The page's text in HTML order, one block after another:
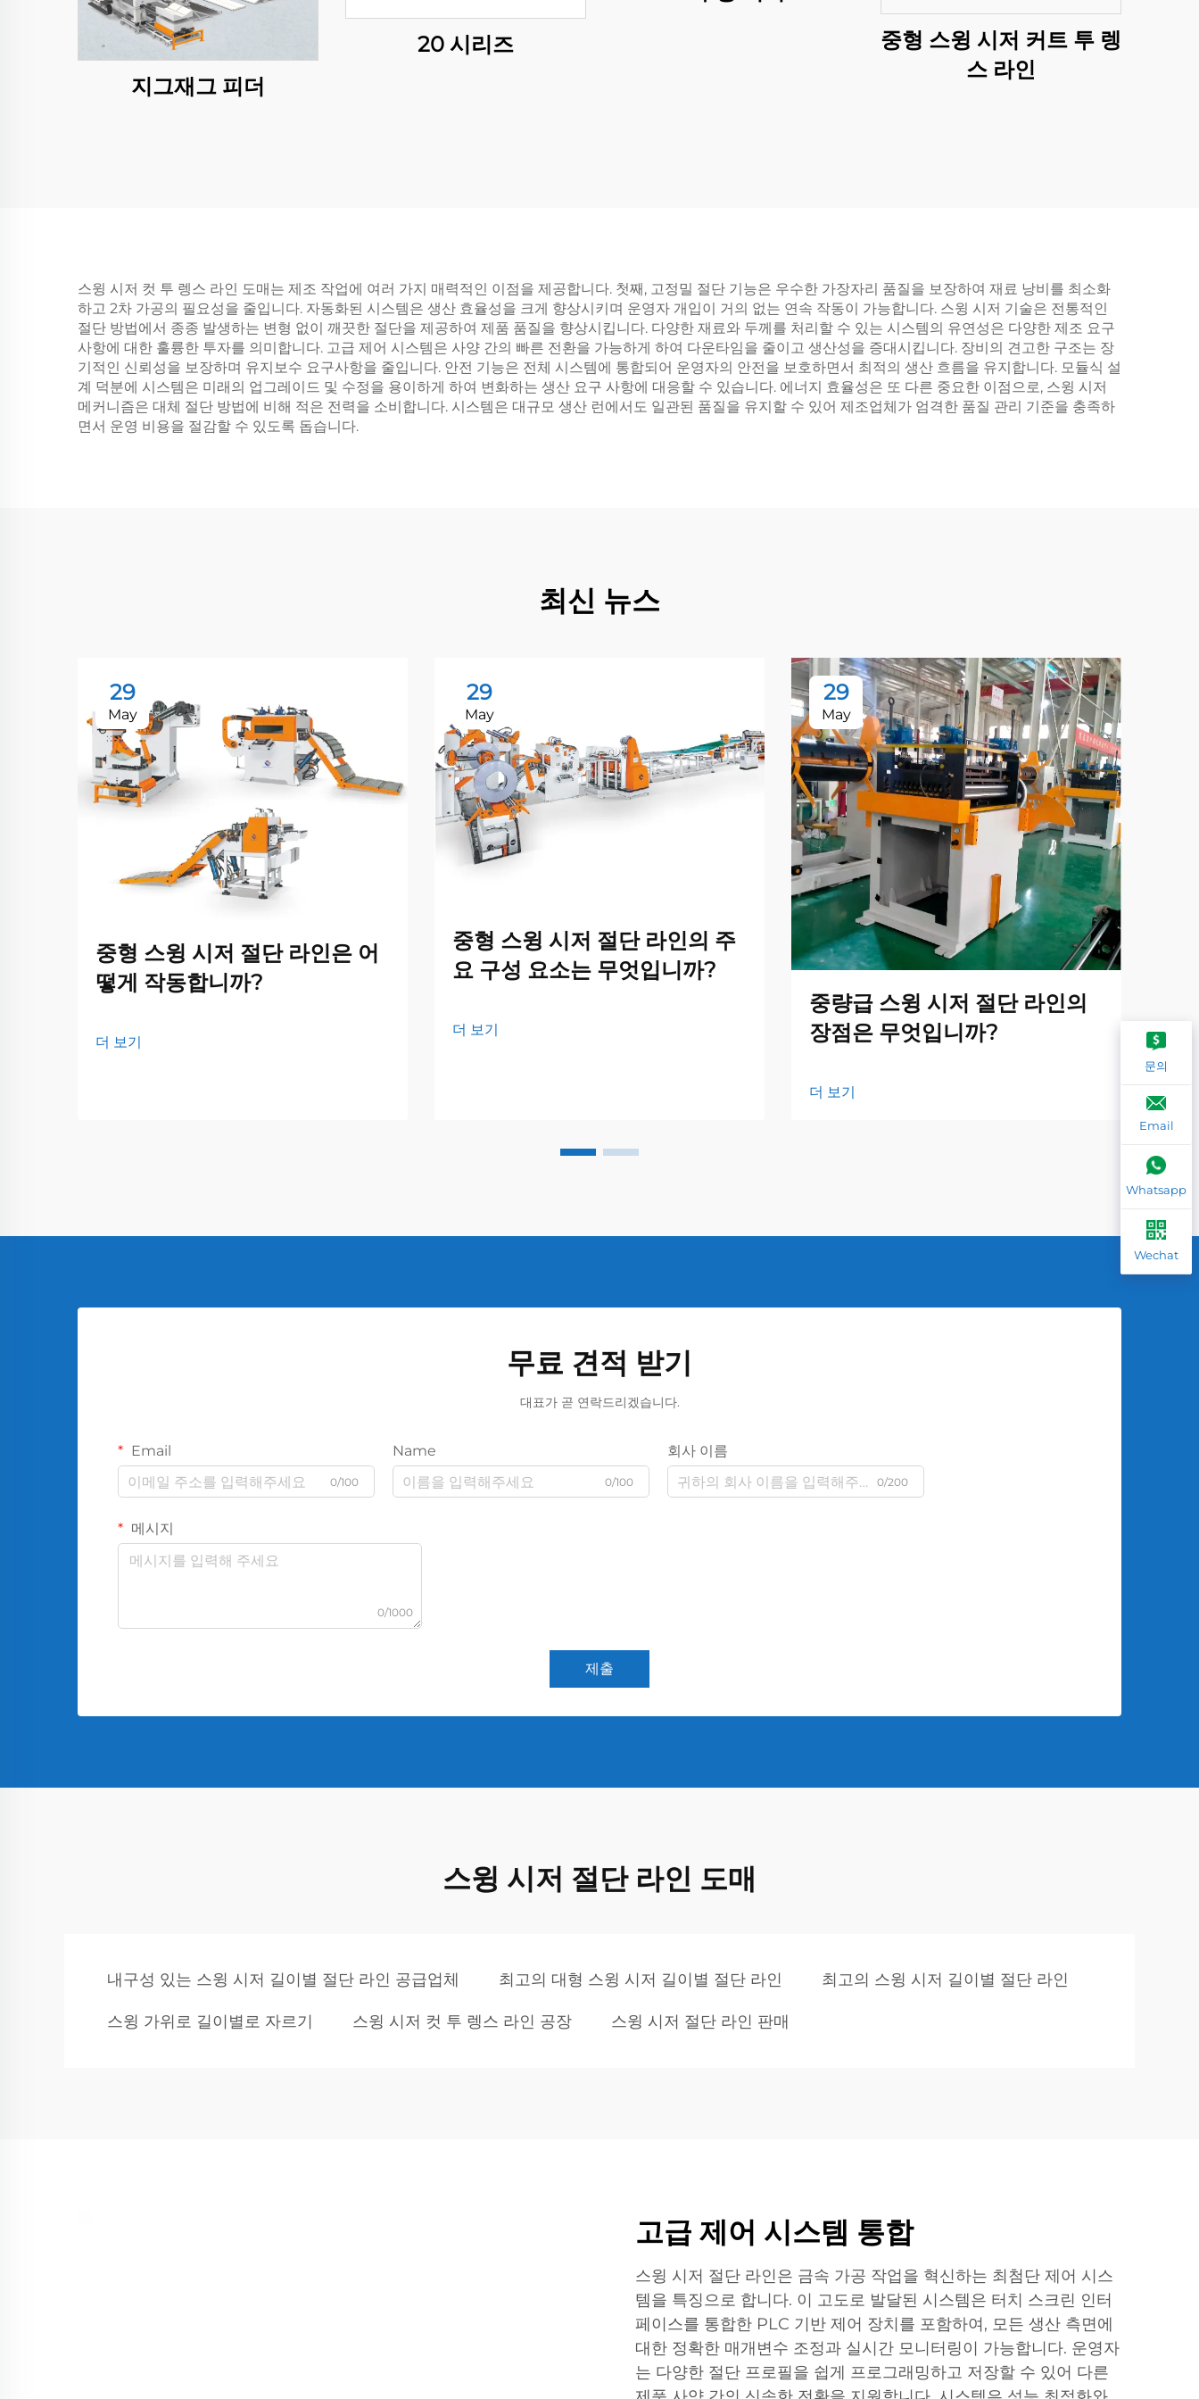
지그재그 피더
20 시리즈
중형 스윙 시저 커트 투 렝
스 라인
스윙 시저 컷 투 렝스 라인 도매는 제조 작업에 여러 가지 매력적인 이점을 제공합니다. 첫째, 고정밀 절단 기능은 우수한 가장자리 품질을 보장하여 재료 낭비를 최소화
하고 2차 가공의 필요성을 줄입니다. 자동화된 시스템은 생산 효율성을 크게 향상시키며 운영자 개입이 거의 없는 연속 작동이 가능합니다. 스윙 시저 기술은 전통적인
절단 방법에서 종종 발생하는 변형 없이 깨끗한 절단을 제공하여 제품 품질을 향상시킵니다. 다양한 재료와 두께를 처리할 수 있는 시스템의 유연성은 다양한 제조 요구
사항에 대한 훌륭한 투자를 의미합니다. 고급 제어 시스템은 사양 간의 빠른 전환을 가능하게 하여 다운타임을 줄이고 생산성을 증대시킵니다. 장비의 견고한 구조는 장
기적인 신뢰성을 보장하며 유지보수 요구사항을 줄입니다. 안전 기능은 전체 시스템에 통합되어 운영자의 안전을 보호하면서 최적의 생산 흐름을 유지합니다. 모듈식 설
계 덕분에 시스템은 미래의 업그레이드 및 수정을 용이하게 하여 변화하는 생산 요구 사항에 대응할 수 있습니다. 에너지 효율성은 또 다른 중요한 이점으로, 스윙 시저
메커니즘은 대체 절단 방법에 비해 적은 전력을 소비합니다. 시스템은 대규모 생산 런에서도 일관된 품질을 유지할 수 있어 제조업체가 엄격한 품질 관리 기준을 충족하
면서 운영 비용을 절감할 수 있도록 돕습니다.
최신 뉴스
29
May
중형 스윙 시저 절단 라인은 어
떻게 작동합니까?
더 보기
29
May
중형 스윙 시저 절단 라인의 주
요 구성 요소는 무엇입니까?
더 보기
29
May
중량급 스윙 시저 절단 라인의
장점은 무엇입니까?
더 보기
무료 견적 받기
대표가 곧 연락드리겠습니다.
Email
0/100
Name
0/100
회사 이름
0/200
메시지
0/1000
제출
스윙 시저 절단 라인 도매
내구성 있는 스윙 시저 길이별 절단 라인 공급업체 최고의 대형 스윙 시저 길이별 절단 라인 최고의 스윙 시저 길이별 절단 라인
스윙 가위로 길이별로 자르기 스윙 시저 컷 투 렝스 라인 공장 스윙 시저 절단 라인 판매
고급 제어 시스템 통합
스윙 시저 절단 라인은 금속 가공 작업을 혁신하는 최첨단 제어 시스
템을 특징으로 합니다. 이 고도로 발달된 시스템은 터치 스크린 인터
페이스를 통합한 PLC 기반 제어 장치를 포함하여, 모든 생산 측면에
대한 정확한 매개변수 조정과 실시간 모니터링이 가능합니다. 운영자
는 다양한 절단 프로필을 쉽게 프로그래밍하고 저장할 수 있어 다른
문의
Email
Whatsapp
Wechat